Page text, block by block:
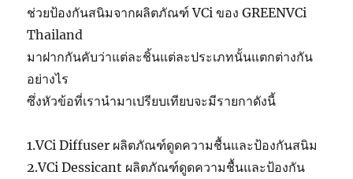
ช่วยป้องกันสนิมจากผลิตภัณฑ์ VCi ของ GREENVCi
Thailand
มาฝากกันคับว่าแต่ละชิ้นแต่ละประเภทนั้นแตกต่างกัน
อย่างไร
ซึ่งหัวข้อที่เรานำมาเปรียบเทียบจะมีรายกาดังนี้
1.VCi Diffuser ผลิตภัณฑ์ดูดความชื้นและป้องกันสนิม
2.VCi Dessicant ผลิตภัณฑ์ดูดความชื้นและป้องกัน